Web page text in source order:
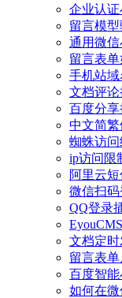
企业认
留言模
通用微
留言表
手机站
文档评
百度分
中文简
蜘蛛访
ip访问限
阿里云
微信扫
QQ登录
文档定
留言表
百度智
如何在